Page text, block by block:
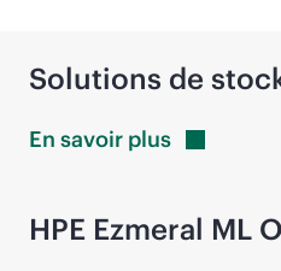
Solutions de
En savoir plus
HPE Ezmeral ML